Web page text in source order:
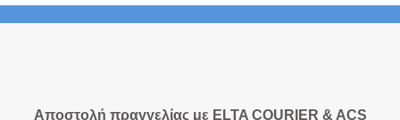
Αποστολή πραγγελίας με ELTA COURIER & ACS